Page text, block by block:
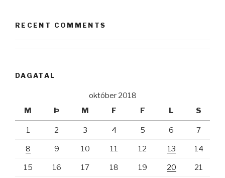
RECENT COMMENTS
DAGATAL
október 2018
M
Þ M F F L S
1 2 3 4 5 6 7
8 9 10 11 12 13 14
15 16 17 18 19 20 21